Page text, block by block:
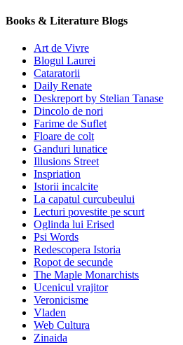
Books & Literature Blogs
Art de Vivre
Blogul Laurei
Cataratorii
Daily Renate
Deskreport by Stelian Tanase
Dincolo de nori
Farime de Suflet
Floare de colt
Ganduri lunatice
Illusions Street
Inspriation
Istorii incalcite
La capatul curcubeului
Lecturi povestite pe scurt
Oglinda lui Erised
Psi Words
Redescopera Istoria
Ropot de secunde
The Maple Monarchists
Ucenicul vrajitor
Veronicisme
Vladen
Web Cultura
Zinaida